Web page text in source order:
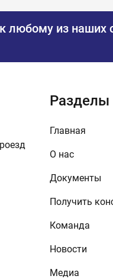
любому из наших
Разделы
Главная
О нас
Документы
Получить
Команда
Новости
Медиа